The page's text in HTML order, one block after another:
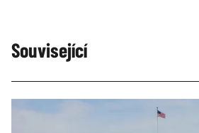
Související